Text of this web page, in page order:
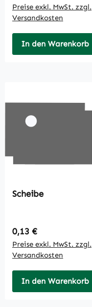
Preise exkl. MwSt. zzgl.
Versandkosten
In den Warenkorb
Scheibe
Regulärer Preis:
0,13 €
Preise exkl. MwSt. zzgl.
Versandkosten
In den Warenkorb